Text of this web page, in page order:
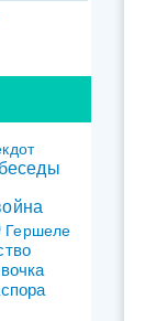
беседы
Гершеле